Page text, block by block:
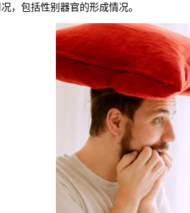
，包括性别器官的形成情况。